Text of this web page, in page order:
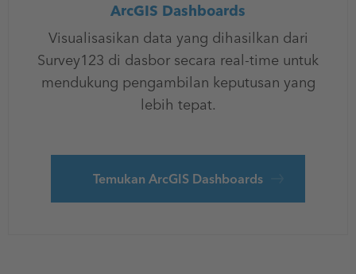
ArcGIS Dashboards
Visualisasikan data yang dihasilkan dari
Survey123 di dasbor secara real-time untuk
mendukung pengambilan keputusan yang
lebih tepat.
Temukan ArcGIS Dashboards